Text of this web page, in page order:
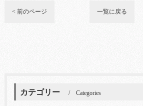
< 前のページ 一覧に戻る
カテゴリー Categories